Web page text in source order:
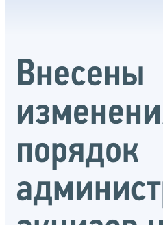
Внесены
порядок